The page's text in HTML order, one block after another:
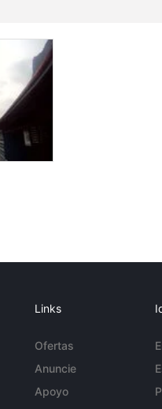
Links
Ofertas
Anuncie
Apoyo